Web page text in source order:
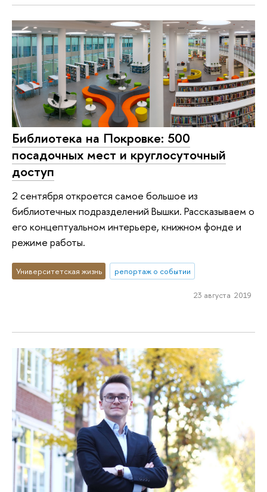
Библиотека на Покровке: 500
посадочных мест и круглосуточный
доступ
2 сентября откроется самое большое из
библиотечных подразделений Вышки. Рассказываем о
его концептуальном интерьере, книжном фонде и
режиме работы.
Университетская жизнь репортаж о событии
23 августа 2019